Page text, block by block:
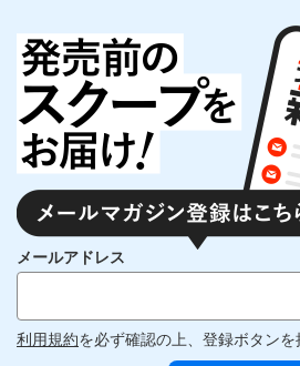
メールアドレス
利用規約を必ず確認の上、登録ボタンを